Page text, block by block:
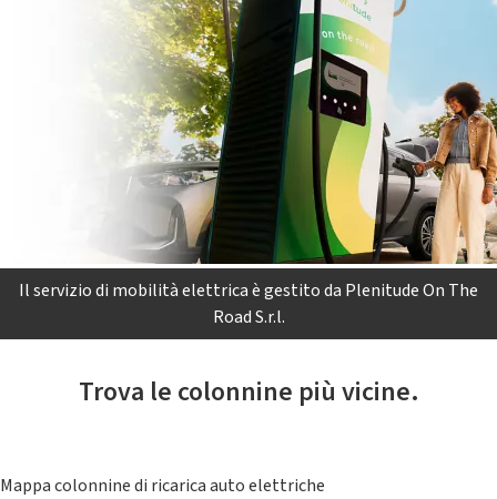
Il servizio di mobilità elettrica è gestito da Plenitude On The
Road S.r.l.
Trova le colonnine più vicine.
Mappa colonnine di ricarica auto elettriche